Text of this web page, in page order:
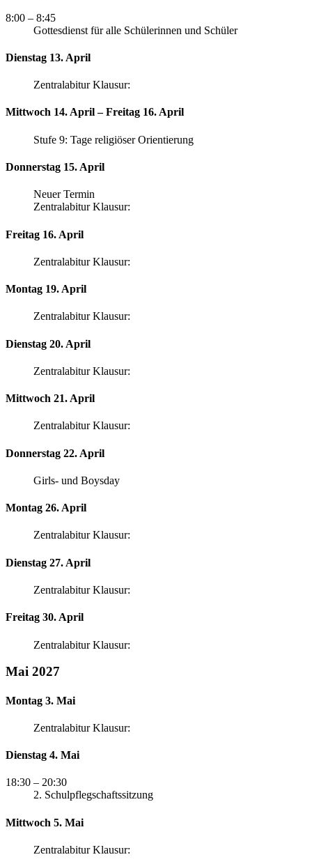
8:00 – 8:45
Gottesdienst für alle Schülerinnen und Schüler
Dienstag 13. April
Zentralabitur Klausur:
Mittwoch 14. April – Freitag 16. April
Stufe 9: Tage religiöser Orientierung
Donnerstag 15. April
Neuer Termin
Zentralabitur Klausur:
Freitag 16. April
Zentralabitur Klausur:
Montag 19. April
Zentralabitur Klausur:
Dienstag 20. April
Zentralabitur Klausur:
Mittwoch 21. April
Zentralabitur Klausur:
Donnerstag 22. April
Girls- und Boysday
Montag 26. April
Zentralabitur Klausur:
Dienstag 27. April
Zentralabitur Klausur:
Freitag 30. April
Zentralabitur Klausur:
Mai 2027
Montag 3. Mai
Zentralabitur Klausur:
Dienstag 4. Mai
18:30 – 20:30
2. Schulpflegschaftssitzung
Mittwoch 5. Mai
Zentralabitur Klausur: